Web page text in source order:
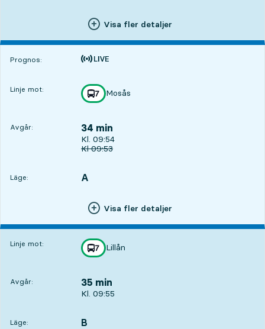
Visa fler detaljer
Prognos:
Tiden är prognos
Linje mot: linje
7
mot
Mosås
,
Avgår: 34 min
Avgår, Kl. 09:54, om 34 min
Kl. 09:54
Ursprunglig avgångstid
Kl09:53
Läge:
LÄGE, A
,
Visa fler detaljer
Linje mot: linje
7
mot
Lillån
,
Avgår: 35 min
Avgår, Kl. 09:55, om 35 min
Kl. 09:55
Läge:
LÄGE, B
,